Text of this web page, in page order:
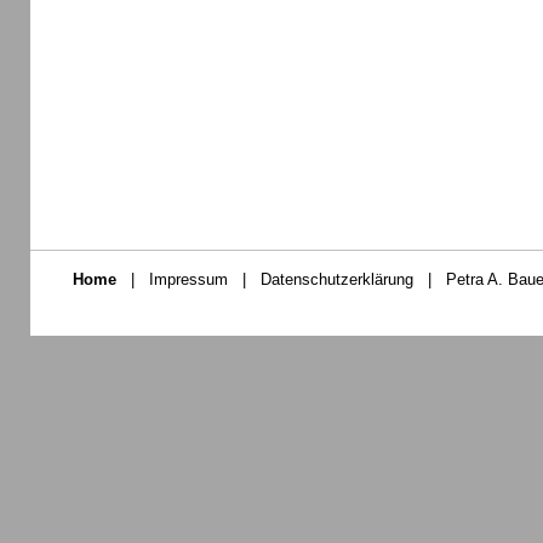
Home | Impressum | Datenschutzerklärung | Petra A.